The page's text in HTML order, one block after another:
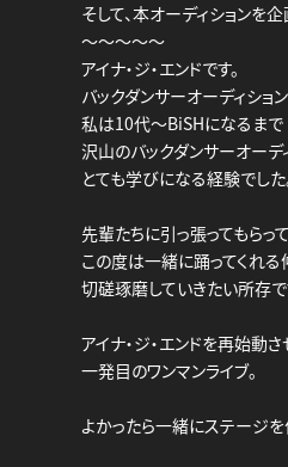
そして、本オーディションを
～～～～～
アイナ・ジ・エンドです。
バックダンサーオーディション
私は10代～BiSHになるまで
沢山のバックダンサーオーデ
とても学びになる経験でした
先輩たちに引っ張ってもら
この度は一緒に踊ってくれる
切磋琢磨していきたい所存で
アイナ・ジ・エンドを再始動
一発目のワンマンライブ。
よかったら一緒にステージを